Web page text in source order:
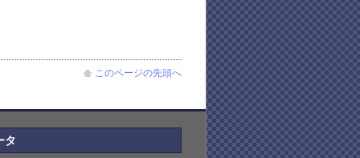
このページの先頭へ
タ